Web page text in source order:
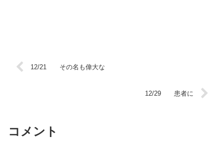
12/21 その名も偉大な
12/29 患者に
コメント